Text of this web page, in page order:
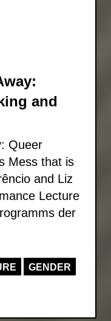
and
Queer
Mess that is
and Liz
Lecture
der
GENDER